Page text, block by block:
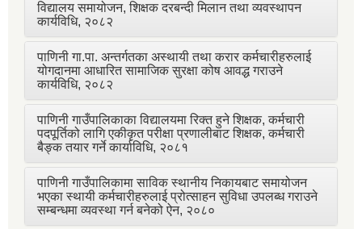
विद्यालय समायोजन, शिक्षक दरबन्दी मिलान तथा व्यवस्थापन
कार्यविधि, २०८२
पाणिनी गा.पा. अन्तर्गतका अस्थायी तथा करार कर्मचारीहरुलाई
योगदानमा आधारित सामाजिक सुरक्षा कोष आवद्ध गराउने
कार्यविधि, २०८२
पाणिनी गाउँपालिकाका विद्यालयमा रिक्त हुने शिक्षक, कर्मचारी
पदपूर्तिको लागि एकीकृत परीक्षा प्रणालीबाट शिक्षक, कर्मचारी
बैङ्क तयार गर्ने कार्याविधि, २०८१
पाणिनी गाउँपालिकामा साविक स्थानीय निकायबाट समायोजन
भएका स्थायी कर्मचारीहरुलाई प्रोत्साहन सुविधा उपलब्ध गराउने
सम्बन्धमा व्यवस्था गर्न बनेको ऐन, २०८०